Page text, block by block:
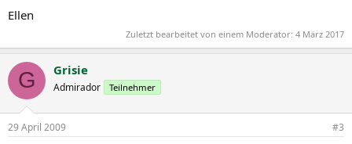
Ellen
Zuletzt bearbeitet von einem Moderator: 4 März 2017
G Grisie
Admirador Teilnehmer
29 April 2009 #3